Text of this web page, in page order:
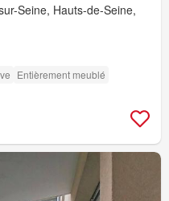
Seine, Hauts-de-Seine,
Entièrement meublé